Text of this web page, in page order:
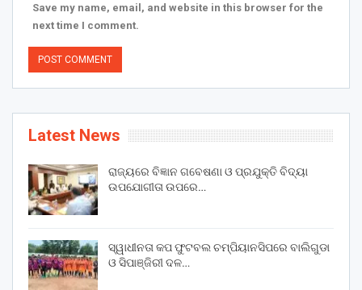
Save my name, email, and website in this browser for the
next time I comment.
Latest News
ରାଜ୍ୟରେ ବିଜ୍ଞାନ ଗବେଷଣା ଓ ପ୍ରଯୁକ୍ତି ବିଦ୍ୟା
ଉପଯୋଗୀତା ଉପରେ…
ସ୍ୱାଧୀନତା କପ ଫୁଟବଲ ଚମ୍ପିୟାନସିପରେ ବାଲିଗୁଡା
ଓ ସିପାଞ୍ଜିରୀ ଦଳ…